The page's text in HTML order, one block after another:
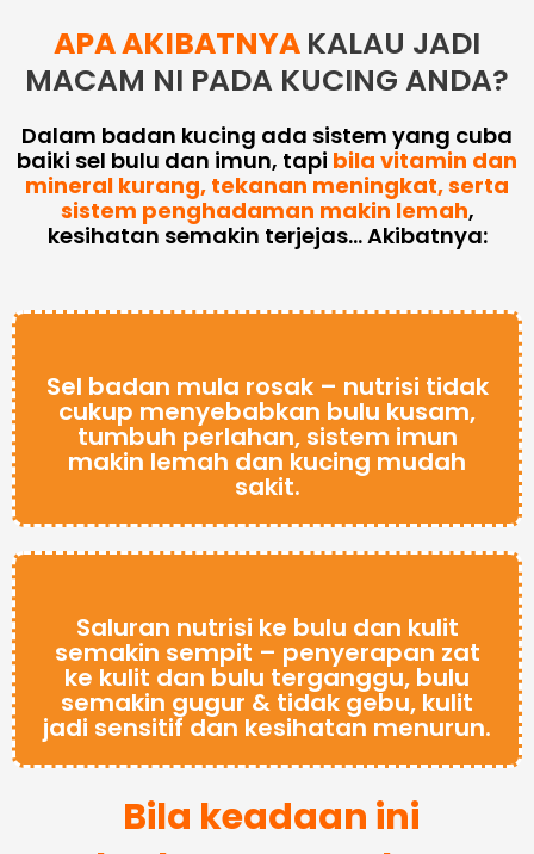
APA AKIBATNYA KALAU JADI
MACAM NI PADA KUCING ANDA?
Dalam badan kucing ada sistem yang cuba
baiki sel bulu dan imun, tapi bila vitamin dan
mineral kurang, tekanan meningkat, serta
sistem penghadaman makin lemah,
kesihatan semakin terjejas… Akibatnya:
Sel badan mula rosak – nutrisi tidak
cukup menyebabkan bulu kusam,
tumbuh perlahan, sistem imun
makin lemah dan kucing mudah
sakit.
Saluran nutrisi ke bulu dan kulit
semakin sempit – penyerapan zat
ke kulit dan bulu terganggu, bulu
semakin gugur & tidak gebu, kulit
jadi sensitif dan kesihatan menurun.
Bila keadaan ini